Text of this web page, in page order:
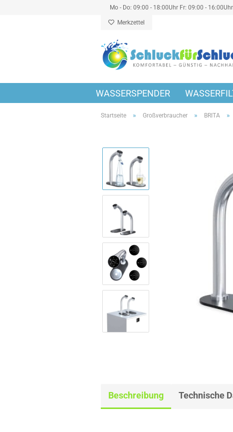
Mo - Do: 09:00 - 18:00Uhr Fr: 09:00 - 16:00Uhr
Merkzettel
WASSERSPENDER
Startseite » Großverbraucher » BRITA »
Beschreibung Technische